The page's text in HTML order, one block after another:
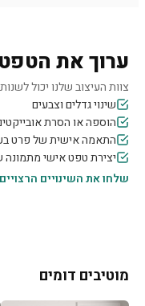
ערוך את
צוות העיצוב שלנו יכול
שינוי גדלים וצבעים
הוספה או הסרת
התאמה אישית של פרט
יצירת טפט אישי
שלחו את השינויים
מוטיבים דומים